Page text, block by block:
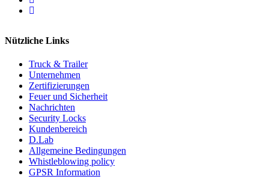
Nützliche Links
Truck & Trailer
Unternehmen
Zertifizierungen
Feuer und Sicherheit
Nachrichten
Security Locks
Kundenbereich
D.Lab
Allgemeine Bedingungen
Whistleblowing policy
GPSR Information